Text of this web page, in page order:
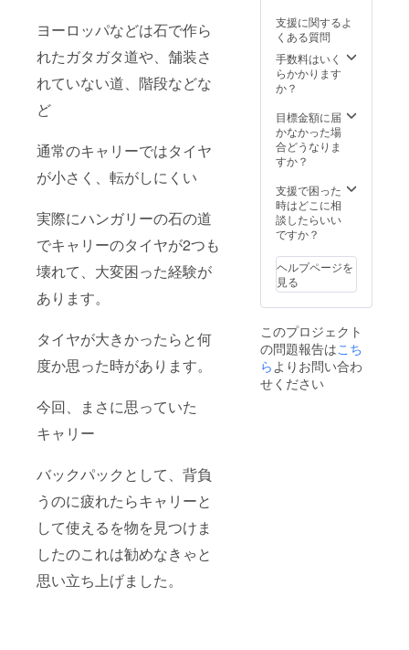
ヨーロッパなどは石で作ら
れたガタガタ道や、舗装さ
れていない道、階段などな
ど
通常のキャリーではタイヤ
が小さく、転がしにくい
実際にハンガリーの石の道
でキャリーのタイヤが2つも
壊れて、大変困った経験が
あります。
タイヤが大きかったらと何
度か思った時があります。
今回、まさに思っていた
キャリー
バックパックとして、背負
うのに疲れたらキャリーと
して使えるを物を見つけま
したのこれは勧めなきゃと
思い立ち上げました。
支援に関するよ
くある質問
手数料はいく
らかかります
か？
目標金額に届
かなかった場
合どうなりま
すか？
支援で困った
時はどこに相
談したらいい
ですか？
ヘルプページを
見る
このプロジェクト
の問題報告はこち
ら よりお問い合わ
せください